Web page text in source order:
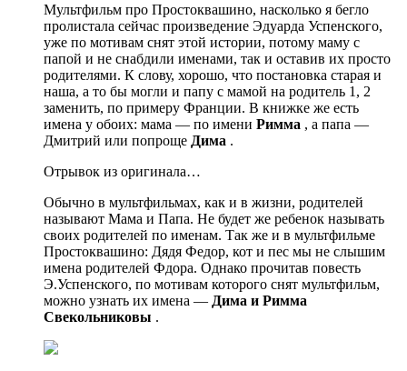
Мультфильм про Простоквашино, насколько я бегло
пролистала сейчас произведение Эдуарда Успенского,
уже по мотивам снят этой истории, потому маму с
папой и не снабдили именами, так и оставив их просто
родителями. К слову, хорошо, что постановка старая и
наша, а то бы могли и папу с мамой на родитель 1, 2
заменить, по примеру Франции. В книжке же есть
имена у обоих: мама — по имени Римма , а папа —
Дмитрий или попроще Дима .
Отрывок из оригинала…
Обычно в мультфильмах, как и в жизни, родителей
называют Мама и Папа. Не будет же ребенок называть
своих родителей по именам. Так же и в мультфильме
Простоквашино: Дядя Федор, кот и пес мы не слышим
имена родителей Фдора. Однако прочитав повесть
Э.Успенского, по мотивам которого снят мультфильм,
можно узнать их имена — Дима и Римма
Свекольниковы .